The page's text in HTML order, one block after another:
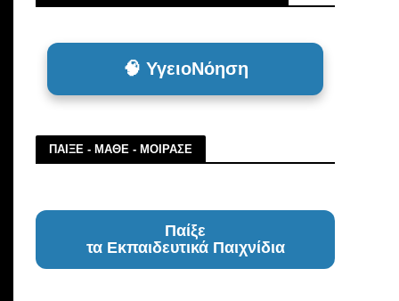
🧠 ΥγειοΝόηση
ΠΑΙΞΕ - ΜΑΘΕ - ΜΟΙΡΑΣΕ
Παίξε
τα Εκπαιδευτικά Παιχνίδια